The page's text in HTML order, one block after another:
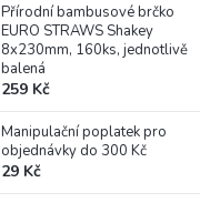
Přírodní bambusové brčko
EURO STRAWS Shakey
8x230mm, 160ks, jednotlivě
balená
259 Kč
Manipulační poplatek pro
objednávky do 300 Kč
29 Kč